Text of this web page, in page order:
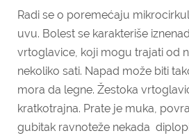
Radi se o poremećaju
uvu. Bolest se karakteriše
vrtoglavice, koji mogu trajati od
nekoliko sati. Napad može biti
mora da legne. Žestoka
kratkotrajna. Prate je muka,
gubitak ravnoteže nekada